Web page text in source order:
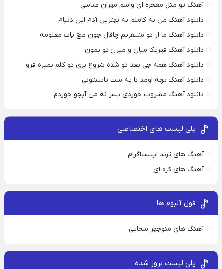
آهنگ تو مثل معجزه ای واسم مهران عباسی
دانلود آهنگ من نه کاملم نه بهترین آدم این دنیام
دانلود آهنگ ما از تو متنفریم چاقال چون مچ پات معلومه
دانلود آهنگ فیریکا میان و میرن تو بمون
دانلود آهنگ همه چی بعد تو شده شروع بری تو کلم نمیره فرو
دانلود آهنگ بچه اومد با یه ست تابستونی
دانلود آهنگ مشروب خوردی پسر نه من آبجو خوردم
پلی لیست های اختصاصی
آهنگ های ترند اینستاگرام
آهنگ های کره ای
فول آلبوم ها
آهنگ های منوچهر سخایی
پلی لیست بروز شده